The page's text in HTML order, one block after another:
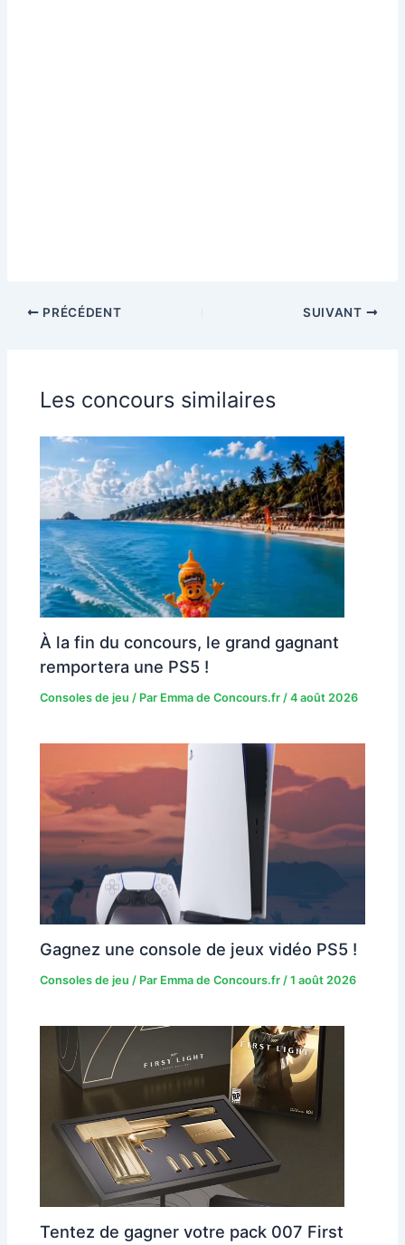
PRÉCÉDENT SUIVANT
Les concours similaires
À la fin du concours, le grand gagnant
remportera une PS5 !
Consoles de jeu / Par Emma de Concours.fr/4 août 2026
Gagnez une console de jeux vidéo PS5 !
Consoles de jeu / Par Emma de Concours.fr/1 août 2026
Tentez de gagner votre pack 007 First